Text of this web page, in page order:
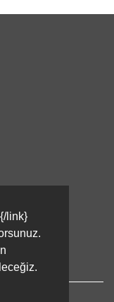
link}